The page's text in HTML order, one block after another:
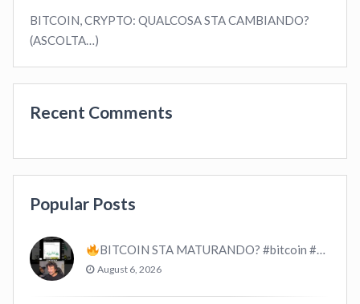
BITCOIN, CRYPTO: QUALCOSA STA CAMBIANDO?
(ASCOLTA…)
Recent Comments
Popular Posts
BITCOIN STA MATURANDO? #bitcoin #crypto #trading
August 6, 2026